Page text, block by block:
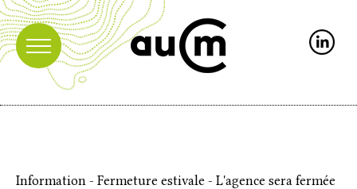
Information - Fermeture estivale - L'agence sera fermée